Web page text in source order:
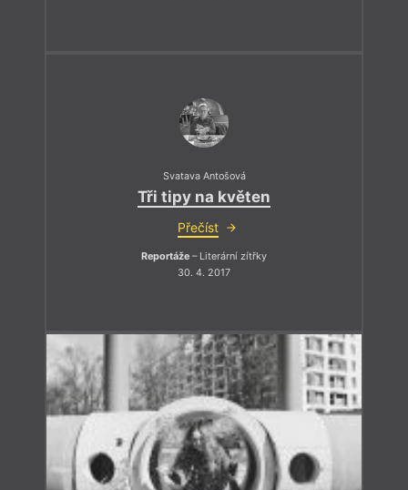
Svatava Antošová
Tři tipy na květen
Přečíst
Reportáže – Literární zítřky
30. 4. 2017